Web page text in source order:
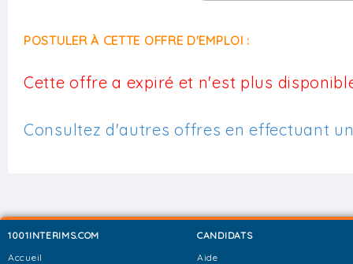
POSTULER À CETTE OFFRE D'EMPLOI :
Cette offre a expiré et n'est plus
Consultez d'autres offres en effectuant
1001INTERIMS.COM
Accueil
CANDIDATS
Aide